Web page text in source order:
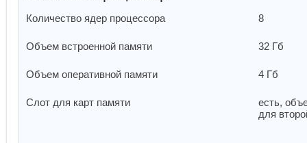
Количество ядер процессора 8
Объем встроенной памяти 32 Гб
Объем оперативной памяти 4 Гб
Слот для карт памяти
есть,
для